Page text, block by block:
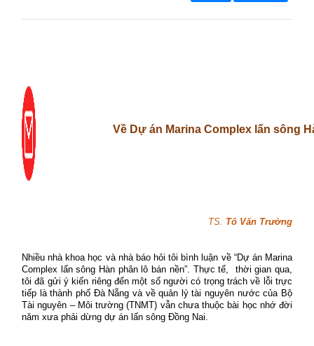
Về Dự án Marina Complex lấn sông
TS. Tô Văn Trường
Nhiều nhà khoa học và nhà báo hỏi tôi bình luận về “Dự án Marina
Complex lấn sông Hàn phân lô bán nền”. Thực tế, thời gian qua,
tôi đã gửi ý kiến riêng đến một số người có trọng trách về lỗi trực
tiếp là thành phố Đà Nẵng và về quản lý tài nguyên nước của Bộ
Tài nguyên – Môi trường (TNMT) vẫn chưa thuộc bài học nhớ đời
năm xưa phải dừng dự án lấn sông Đồng Nai.